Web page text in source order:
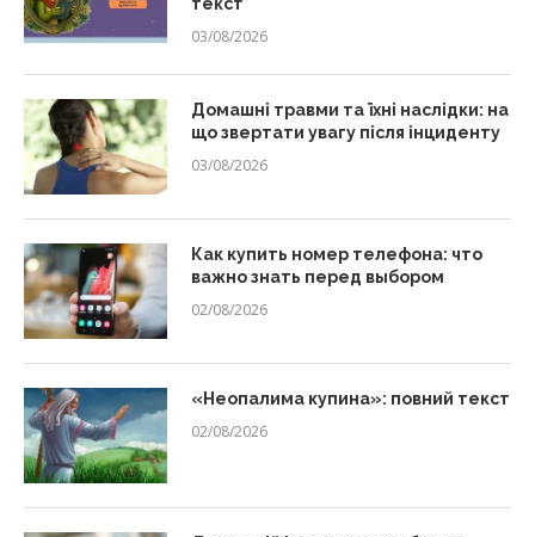
03/08/2026
Домашні травми та їхні наслідки: на
що звертати увагу після інциденту
03/08/2026
Как купить номер телефона: что
важно знать перед выбором
02/08/2026
«Неопалима купина»: повний текст
02/08/2026